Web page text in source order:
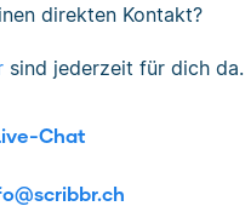
direkten Kontakt?
sind jederzeit für dich da.
Chat